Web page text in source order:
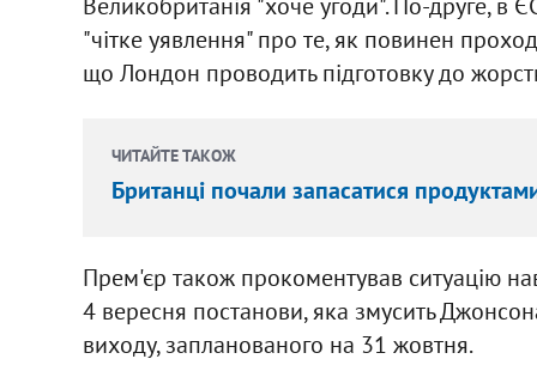
"чітке уявлення" про те, як повинен
що Лондон проводить підготовку до
ЧИТАЙТЕ ТАКОЖ
Британці почали запасатися
Прем'єр також прокоментував ситуацію
4 вересня постанови, яка змусить
виходу, запланованого на 31 жовтня.